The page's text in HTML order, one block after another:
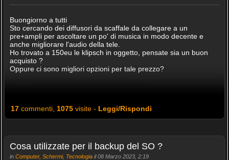
Buongiorno a tutti
Sto cercando dei diffusori da scaffale da collegare a un
pre+ampli per ascoltare un po' di musica in modo decente e
anche migliorare l'audio della tele.
Ho trovato a 150eu le klipsch in oggetto, pensate sia un buon
acquisto ?
Oppure ci sono migliori opzioni per tale prezzo?
17commenti, 1075visite - Leggi/Rispondi
Cosa utilizzate per il backup del SO ?
in Computer, Schermi, Tecnologiail 08 Marzo 2023, 2:19